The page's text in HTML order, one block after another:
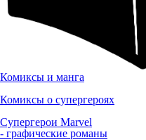
Комиксы и манга
Комиксы о супергероях
Супергерои Marvel
- графические романы